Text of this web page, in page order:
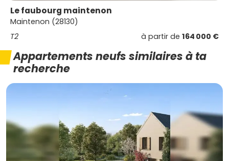
Le faubourg maintenon
Maintenon (28130)
T2
à partir de 164 000 €
Appartements neufs similaires à ta
recherche